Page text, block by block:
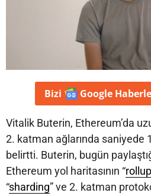
Bizi Google
Vitalik Buterin, Ethereum’da
2. katman ağlarında saniyede
belirtti. Buterin, bugün
Ethereum yol haritasının “rollup
“sharding” ve 2. katman